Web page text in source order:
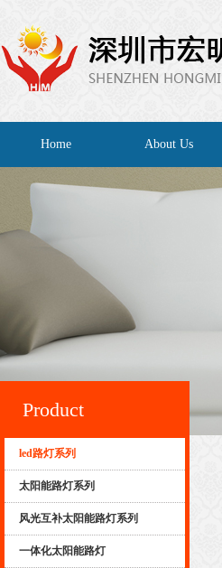
Home About Us
Product
led路灯系列
太阳能路灯系列
风光互补太阳能路灯系列
一体化太阳能路灯